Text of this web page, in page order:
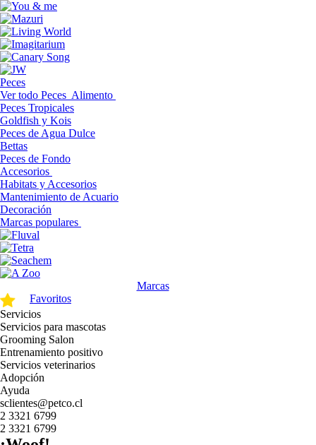
Peces
Ver todo Peces Alimento
Peces Tropicales
Goldfish y Kois
Peces de Agua Dulce
Bettas
Peces de Fondo
Accesorios
Habitats y Accesorios
Mantenimiento de Acuario
Decoración
Marcas populares
Marcas
Favoritos
Servicios
Servicios para mascotas
Grooming Salon
Entrenamiento positivo
Servicios veterinarios
Adopción
Ayuda
sclientes@petco.cl
2 3321 6799
2 3321 6799